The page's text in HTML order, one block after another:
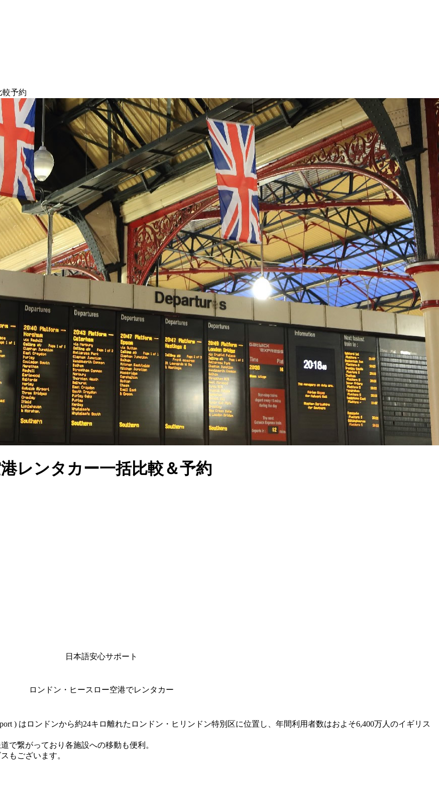
較予約
レンタカー一括比較＆予約
日本語安心サポート
ロンドン・ヒースロー空港でレンタカー
) はロンドンから約24キロ離れたロンドン・ヒリンドン特別区に位置し、年間利用者数はおよそ6,400万人のイギリス
で繋がっており各施設への移動も便利。
もございます。